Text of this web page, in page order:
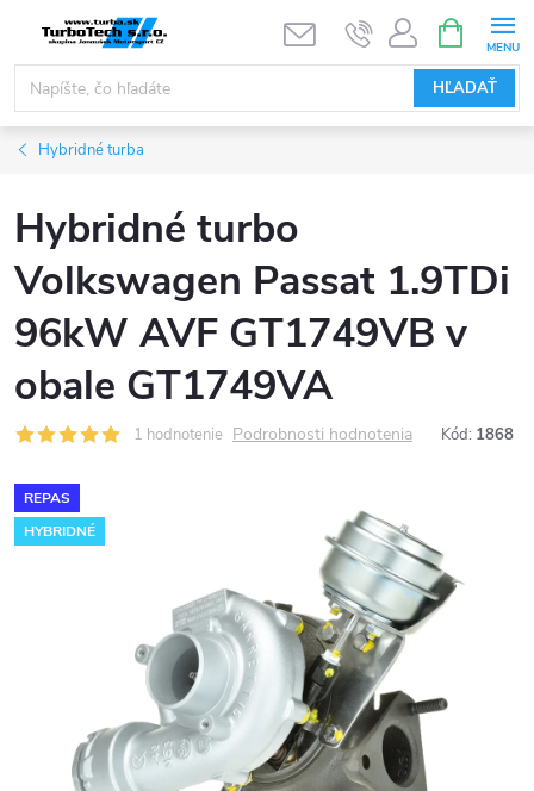
obsah
HĽADAŤ
KOŠÍK
Hybridné turba
Hybridné turbo
Volkswagen Passat 1.9TDi
96kW AVF GT1749VB v
obale GT1749VA
1 hodnotenie Podrobnosti hodnotenia Kód: 1868
REPAS
HYBRIDNÉ